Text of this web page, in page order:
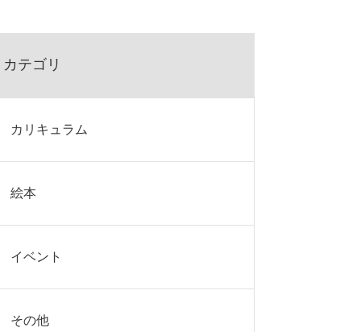
カテゴリ
カリキュラム
絵本
イベント
その他